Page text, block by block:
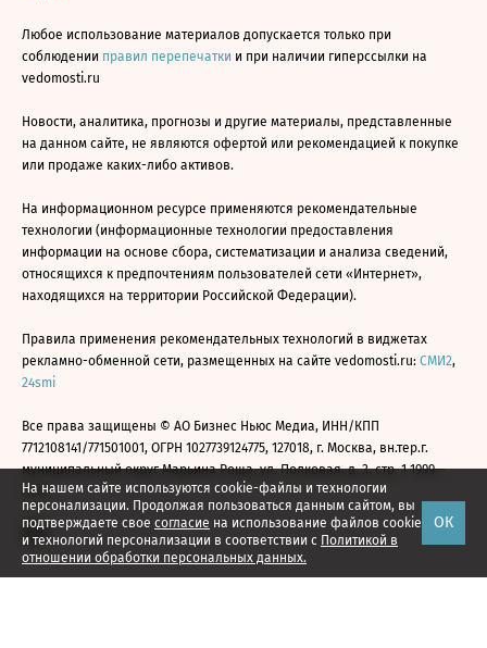
На нашем сайте используются cookie-файлы и технологии
персонализации. Продолжая пользоваться данным сайтом, вы
подтверждаете свое согласие на использование файлов cookie
и технологий персонализации в соответствии с Политикой в
отношении обработки персональных данных.
ОК
Любое использование материалов допускается только при
соблюдении правил перепечатки и при наличии гиперссылки на
vedomosti.ru
Новости, аналитика, прогнозы и другие материалы, представленные
на данном сайте, не являются офертой или рекомендацией к покупке
или продаже каких-либо активов.
На информационном ресурсе применяются рекомендательные
технологии (информационные технологии предоставления
информации на основе сбора, систематизации и анализа сведений,
относящихся к предпочтениям пользователей сети «Интернет»,
находящихся на территории Российской Федерации).
Правила применения рекомендательных технологий в виджетах
рекламно-обменной сети, размещенных на сайте vedomosti.ru: СМИ2,
24smi
Все права защищены © АО Бизнес Ньюс Медиа, ИНН/КПП
7712108141/771501001, ОГРН 1027739124775, 127018, г. Москва, вн.тер.г.
муниципальный округ Марьина Роща, ул. Полковая, д. 3, стр. 1 1999—
2026